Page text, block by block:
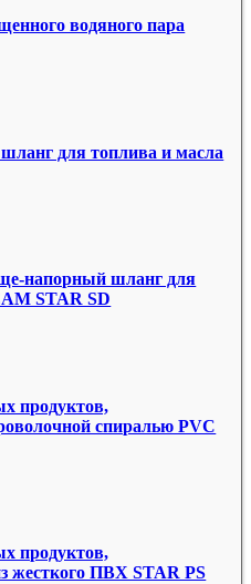
водяного пара
для топлива и масла
напорный шланг для
STAR SD
продуктов,
спиралью PVC
продуктов,
жесткого ПВХ STAR PS